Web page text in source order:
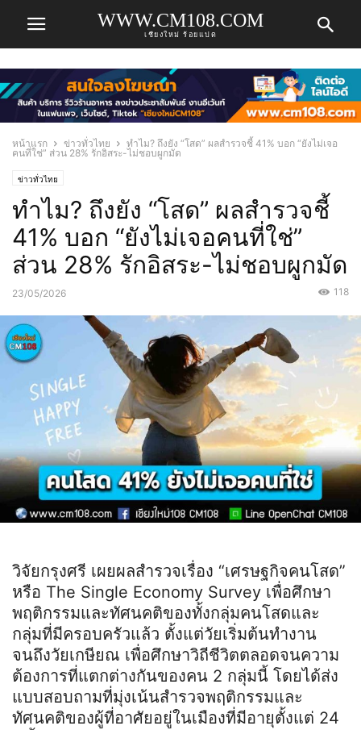
WWW.CM108.COM
เชียงใหม่ ร้อยแปด
หน้าแรก ข่าวทั่วไทย
ทำไม? ถึงยัง “โสด” ผลสำรวจชี้ 41% บอก “ยังไม่เจอ
คนที่ใช่” ส่วน 28% รักอิสระ-ไม่ชอบผูกมัด
ข่าวทั่วไทย
ทำไม? ถึงยัง “โสด” ผลสำรวจชี้
41% บอก “ยังไม่เจอคนที่ใช่”
ส่วน 28% รักอิสระ-ไม่ชอบผูกมัด
23/05/2026 118
วิจัยกรุงศรี เผยผลสำรวจเรื่อง “เศรษฐกิจคนโสด”
หรือ The Single Economy Survey เพื่อศึกษา
พฤติกรรมและทัศนคติของทั้งกลุ่มคนโสดและ
กลุ่มที่มีครอบครัวแล้ว ตั้งแต่วัยเริ่มต้นทำงาน
จนถึงวัยเกษียณ เพื่อศึกษาวิถีชีวิตตลอดจนความ
ต้องการที่แตกต่างกันของคน 2 กลุ่มนี้ โดยได้ส่ง
แบบสอบถามที่มุ่งเน้นสำรวจพฤติกรรมและ
ทัศนคติของผู้ที่อาศัยอยู่ในเมืองที่มีอายุตั้งแต่ 24